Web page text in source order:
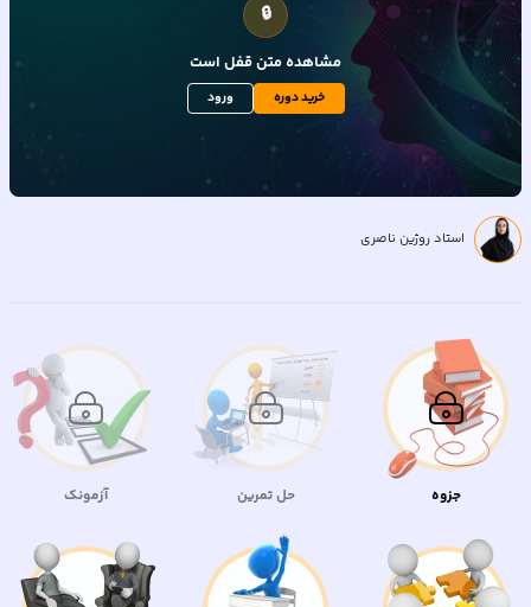
🔒
مشاهده متنقفل است
خرید دوره ورود
استاد روژین ناصری
جزوه حل تمرین آزمونک